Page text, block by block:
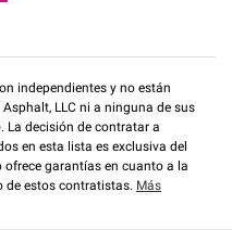
independientes y no están
LLC ni a ninguna de sus
La decisión de contratar a
en esta lista es exclusiva del
ofrece garantías en cuanto a la
de estos contratistas. Más